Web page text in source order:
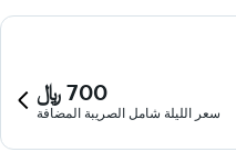
700 ﷼
سعر الليلة شامل الصريبة المضافة